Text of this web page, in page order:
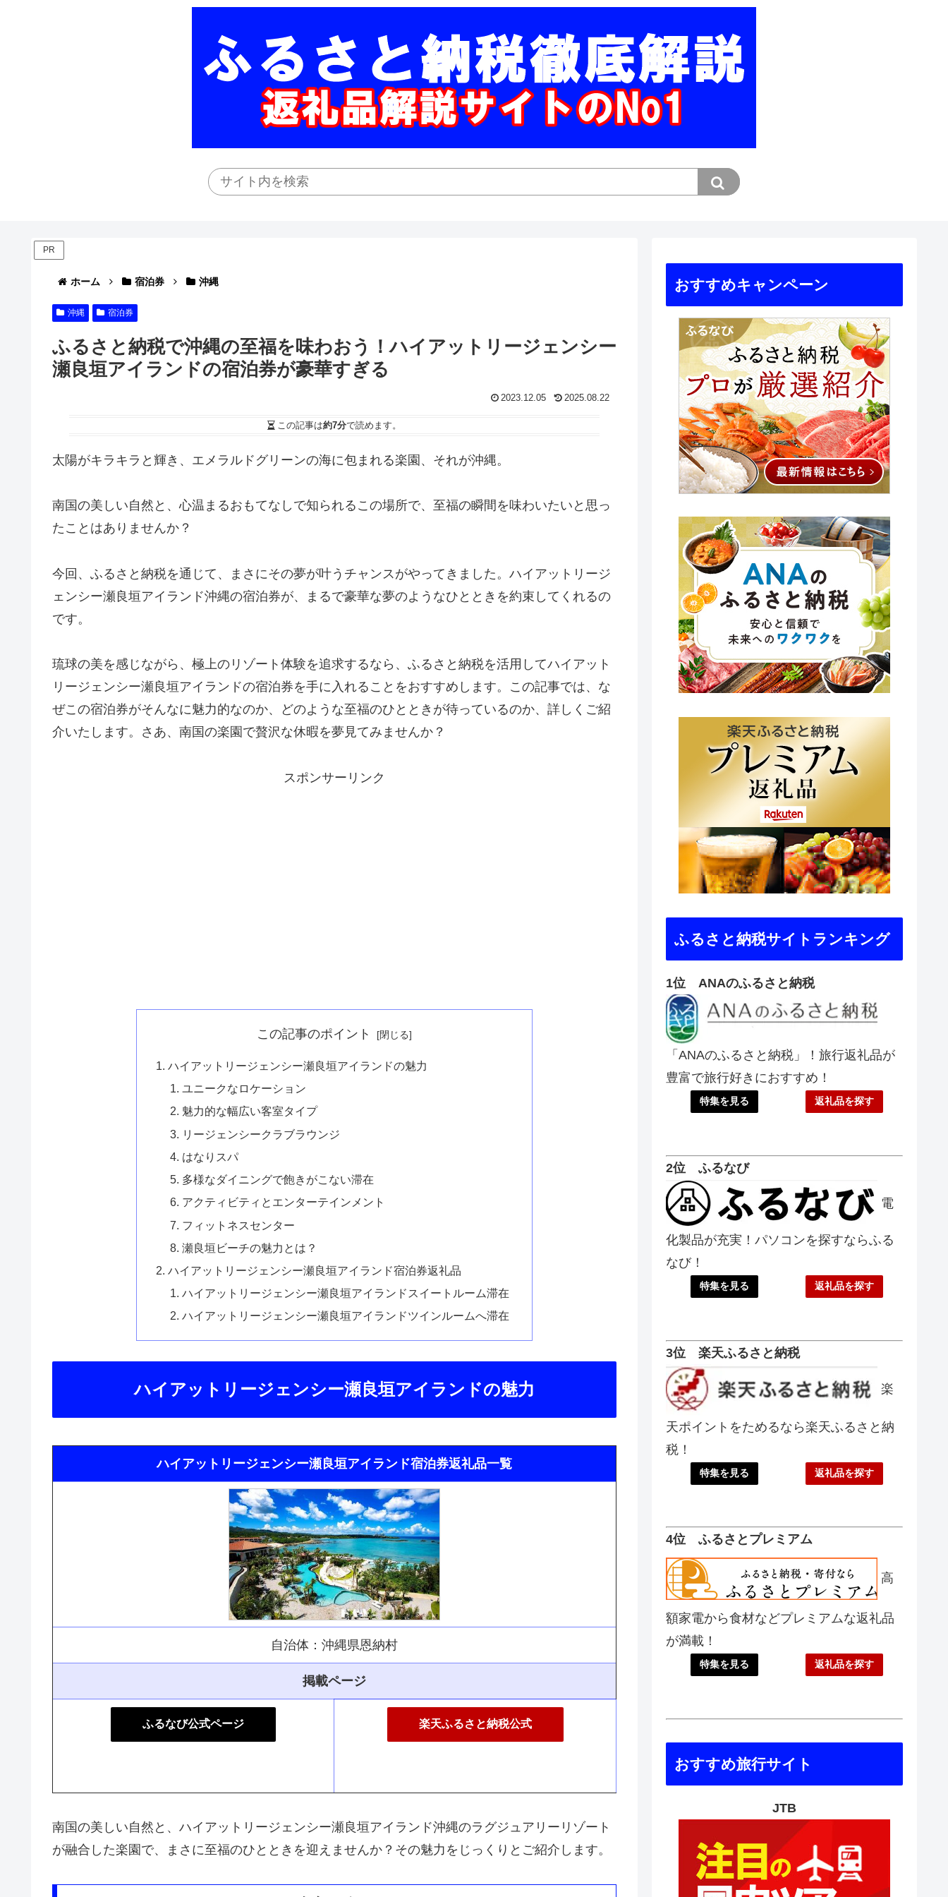
PR
ホーム 宿泊券 沖縄
沖縄 宿泊券
ふるさと納税で沖縄の至福を味わおう！ハイアットリージェンシー
瀬良垣アイランドの宿泊券が豪華すぎる
2023.12.05 2025.08.22
この記事は約7分で読めます。
太陽がキラキラと輝き、エメラルドグリーンの海に包まれる楽園、それが沖縄。
南国の美しい自然と、心温まるおもてなしで知られるこの場所で、至福の瞬間を味わいたいと思っ
たことはありませんか？
今回、ふるさと納税を通じて、まさにその夢が叶うチャンスがやってきました。ハイアットリージ
ェンシー瀬良垣アイランド沖縄の宿泊券が、まるで豪華な夢のようなひとときを約束してくれるの
です。
琉球の美を感じながら、極上のリゾート体験を追求するなら、ふるさと納税を活用してハイアット
リージェンシー瀬良垣アイランドの宿泊券を手に入れることをおすすめします。この記事では、な
ぜこの宿泊券がそんなに魅力的なのか、どのような至福のひとときが待っているのか、詳しくご紹
介いたします。さあ、南国の楽園で贅沢な休暇を夢見てみませんか？
スポンサーリンク
この記事のポイント
ハイアットリージェンシー瀬良垣アイランドの魅力
ユニークなロケーション
魅力的な幅広い客室タイプ
リージェンシークラブラウンジ
はなりスパ
多様なダイニングで飽きがこない滞在
アクティビティとエンターテインメント
フィットネスセンター
瀬良垣ビーチの魅力とは？
ハイアットリージェンシー瀬良垣アイランド宿泊券返礼品
ハイアットリージェンシー瀬良垣アイランドスイートルーム滞在
ハイアットリージェンシー瀬良垣アイランドツインルームへ滞在
ハイアットリージェンシー瀬良垣アイランドの魅力
ハイアットリージェンシー瀬良垣アイランド宿泊券返礼品一覧
自治体：沖縄県恩納村
掲載ページ
ふるなび公式ページ 楽天ふるさと納税公式
南国の美しい自然と、ハイアットリージェンシー瀬良垣アイランド沖縄のラグジュアリーリゾート
が融合した楽園で、まさに至福のひとときを迎えませんか？その魅力をじっくりとご紹介します。
おすすめキャンペーン
ふるさと納税サイトランキング
1位 ANAのふるさと納税
「ANAのふるさと納税」！旅行返礼品が
豊富で旅行好きにおすすめ！
特集を見る 返礼品を探す
2位 ふるなび
電
化製品が充実！パソコンを探すならふる
なび！
特集を見る 返礼品を探す
3位 楽天ふるさと納税
楽
天ポイントをためるなら楽天ふるさと納
税！
特集を見る 返礼品を探す
4位 ふるさとプレミアム
高
額家電から食材などプレミアムな返礼品
が満載！
特集を見る 返礼品を探す
おすすめ旅行サイト
JTB